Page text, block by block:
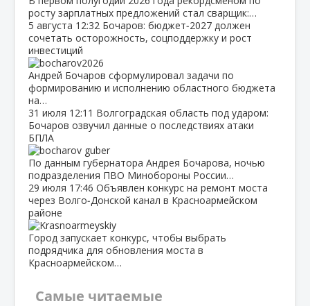
росту зарплатных предложений стал сварщик:…
5 августа 12:32 Бочаров: бюджет‑2027 должен
сочетать осторожность, соцподдержку и рост
инвестиций
Андрей Бочаров сформулировал задачи по
формированию и исполнению областного бюджета
на…
31 июля 12:11 Волгоградская область под ударом:
Бочаров озвучил данные о последствиях атаки
БПЛА
По данным губернатора Андрея Бочарова, ночью
подразделения ПВО Минобороны России…
29 июля 17:46 Объявлен конкурс на ремонт моста
через Волго‑Донской канал в Красноармейском
районе
Город запускает конкурс, чтобы выбрать
подрядчика для обновления моста в
Красноармейском…
Самые читаемые